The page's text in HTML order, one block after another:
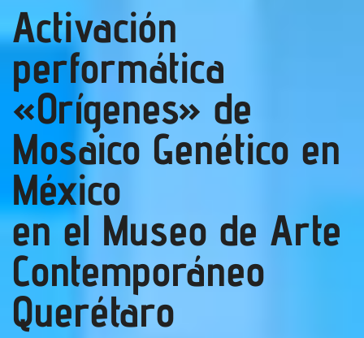
Activación
performática
«Orígenes» de
Mosaico Genético en
México
en el Museo de Arte
Contemporáneo
Querétaro